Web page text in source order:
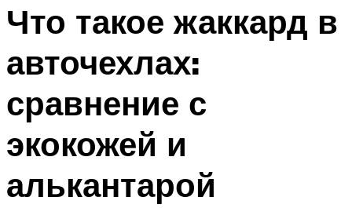
Что такое жаккард в
авточехлах:
сравнение с
экокожей и
алькантарой